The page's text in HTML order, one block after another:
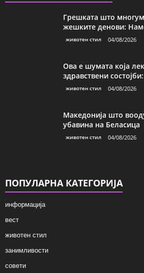
Грешката што
жешките денови:
животен стил 04/08/2026
Ова е шумата која
здравствени
животен стил 04/08/2026
Македонија што
убавина на Беласица
животен стил 04/08/2026
ПОПУЛАРНА КАТЕГОРИЈА
информација
вест
животен стил
занимливости
совети